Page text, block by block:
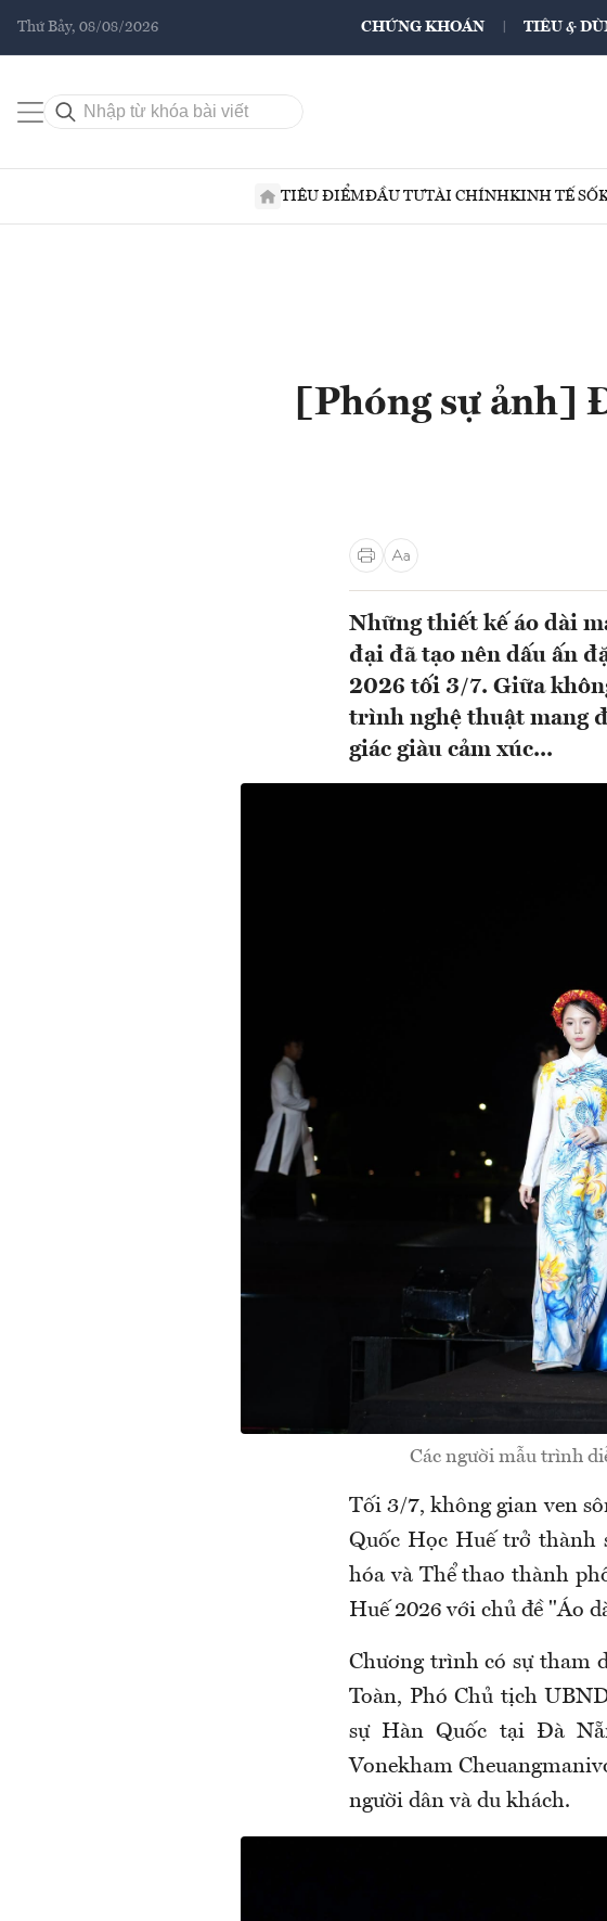
Thứ Bảy, 08/08/2026 CHỨNG KHOÁN TIÊU &
TIÊU ĐIỂMĐẦU TƯTÀI CHÍNHKINH TẾ SỐ
[Phóng sự ảnh]
Những thiết kế áo dài
đại đã tạo nên dấu ấn
2026 tối 3/7. Giữa
trình nghệ thuật mang
giác giàu cảm xúc...
Các người mẫu trình
Tối 3/7, không gian ven
Quốc Học Huế trở thành
hóa và Thể thao thành
Huế 2026 với chủ đề "Áo
Chương trình có sự tham
Toàn, Phó Chủ tịch
sự Hàn Quốc tại Đà
Vonekham
người dân và du khách.